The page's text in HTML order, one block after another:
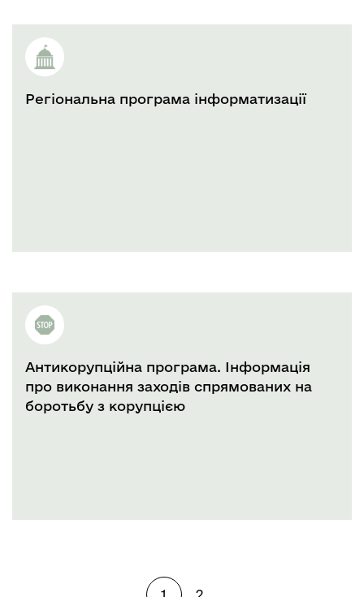
Регіональна програма інформатизації
Антикорупційна програма. Інформація
про виконання заходів спрямованих на
боротьбу з корупцією